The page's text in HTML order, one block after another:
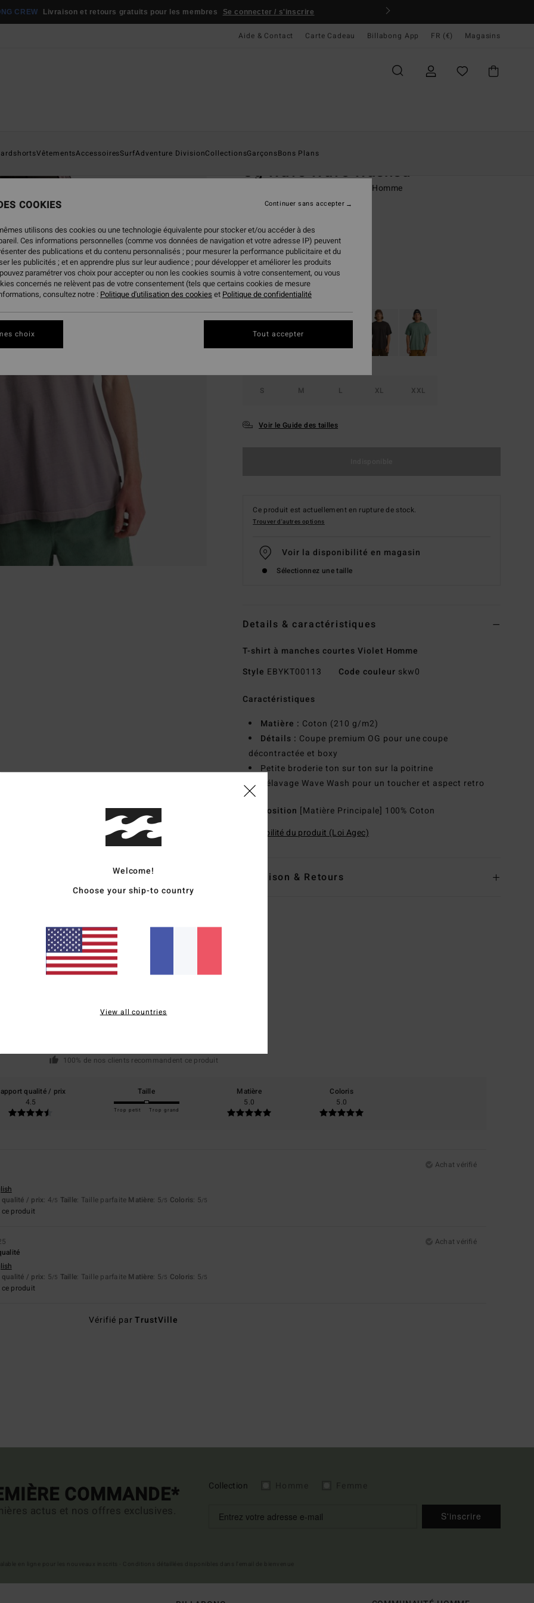
CREW Livraison et retours gratuits pour les membres Se connecter / s'inscrire
Aide & Contact Carte Cadeau Billabong App FR (€) Magasins
VêtementsAccessoiresSurfAdventure DivisionCollectionsGarçonsBons Plans
Og Wave Wave Washed
T-shirt à manches courtes Violet Homme
(2 Avis)
35,95 €
50%
17,98 €
BONS PLANS
CouleurPurple Ash
S M L XL XXL
Voir le Guide des tailles
Ce produit est actuellement en rupture de stock.
Trouver d'autres options
Voir la disponibilité en magasin
Sélectionnez une taille
Details & caractéristiques
T-shirt à manches courtes Violet Homme
Style EBYKT00113 Code couleur skw0
Caractéristiques
Matière : Coton (210 g/m2)
Détails : Coupe premium OG pour une coupe
décontractée et boxy
Petite broderie ton sur ton sur la poitrine
Délavage Wave Wash pour un toucher et aspect retro
Composition [Matière Principale] 100% Coton
Traçabilité du produit (Loi Agec)
Livraison & Retours
Note moyenne
5.0/5
100% de nos clients recommandent ce produit
qualité / prix
4.5
Taille
Trop petit Trop grand
Matière
5.0
Coloris
5.0
Achat vérifié
qualité / prix: 4/5 Taille: Taille parfaite Matière: 5/5 Coloris: 5/5
produit
Achat vérifié
qualité / prix: 5/5 Taille: Taille parfaite Matière: 5/5 Coloris: 5/5
produit
Vérifié parTrustVille
COMMANDE*
actus et nos offres exclusives.
Collection
S'inscrire
Welcome!
Choose your ship-to country
View all countries
COOKIES
utilisons des cookies ou une technologie équivalente pour stocker et/ou accéder à des
Ces informations personnelles (comme vos données de navigation et votre adresse IP) peuvent
des publications et du contenu personnalisés ; pour mesurer la performance publicitaire et du
les publicités ; et en apprendre plus sur leur audience ; pour développer et améliorer les produits
paramétrer vos choix pour accepter ou non les cookies soumis à votre consentement, ou vous
concernés ne relèvent pas de votre consentement (tels que certains cookies de mesure
consultez notre : Politique d'utilisation des cookies et Politique de confidentialité
choix
Continuer sans accepter
Tout accepter